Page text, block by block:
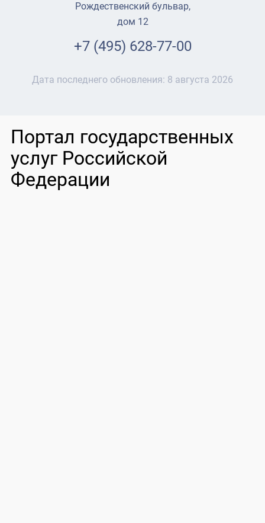
Рождественский бульвар,
дом 12
+7 (495) 628-77-00
Дата последнего обновления: 8 августа 2026
Портал государственных
услуг Российской
Федерации